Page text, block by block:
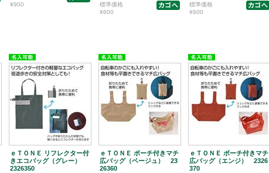
¥900
標準価格
¥600
標準価格
¥600
ｅＴＯＮＥ リフレクター付
きエコバッグ（グレー）
2326350
ｅＴＯＮＥ ポーチ付きマチ
広バッグ（ベージュ） 23
26360
ｅＴＯＮＥ ポーチ付きマチ
広バッグ（エンジ） 2326
370